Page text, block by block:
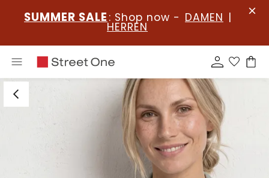
SUMMER SALE : Shop now - DAMEN |
HERREN